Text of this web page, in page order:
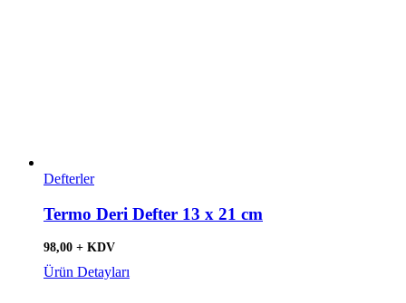
Defterler
Termo Deri Defter 13 x 21 cm
98,00 + KDV
Ürün Detayları